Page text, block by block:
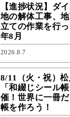
【進捗状況】ダ
地の解体工事、
立ての作業を行
年8月
2026.8.7
8/11（火・祝）
「和綴じシール
催！世界に一冊
帳を作ろう！